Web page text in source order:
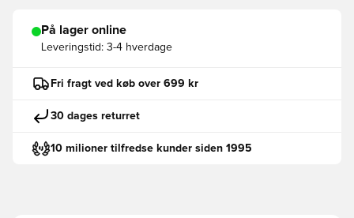
På lager online
Leveringstid: 3-4 hverdage
Fri fragt ved køb over 699 kr
30 dages returret
10 milioner tilfredse kunder siden 1995